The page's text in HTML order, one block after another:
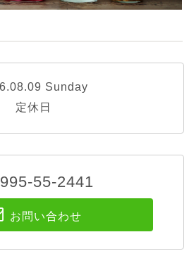
Sunday
定休日
55-2441
お問い合わせ